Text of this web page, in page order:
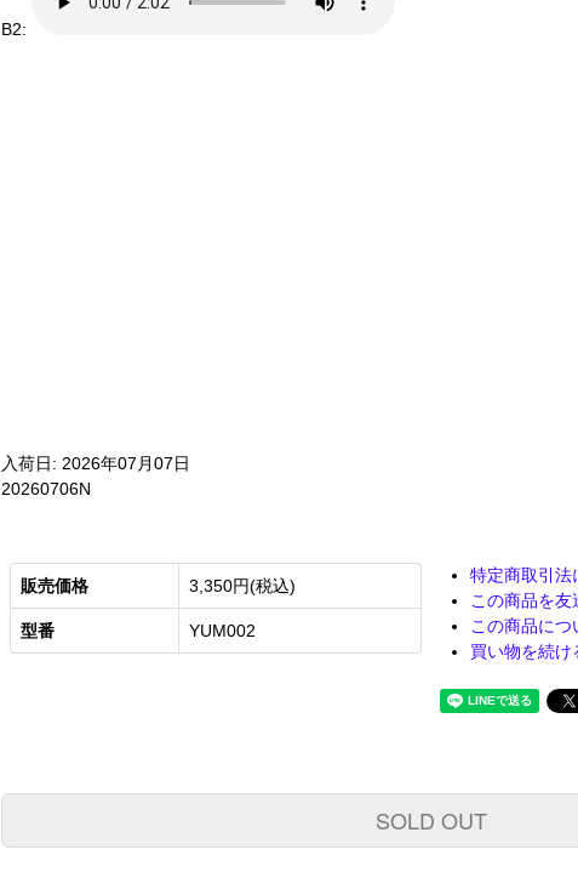
B2:
入荷日: 2026年07月07日
20260706N
販売価格 3,350円(税込)
型番 YUM002
特定商取引法
この商品を友
この商品につ
買い物を続け
SOLD OUT